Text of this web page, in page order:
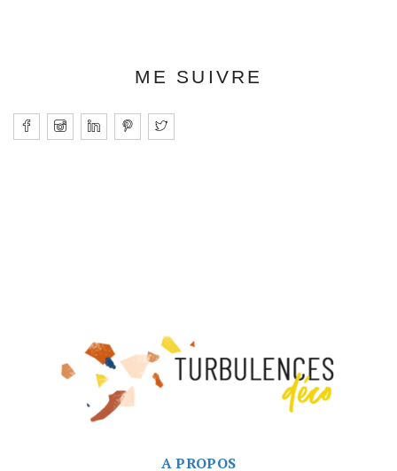
ME SUIVRE
A PROPOS